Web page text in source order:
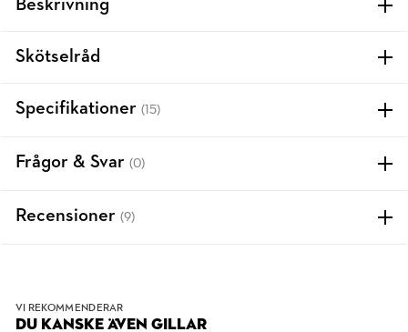
Beskrivning
Skötselråd
Specifikationer (15)
Frågor & Svar (0)
Recensioner (9)
VI REKOMMENDERAR
DU KANSKE ÄVEN GILLAR